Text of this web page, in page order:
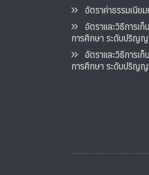
อัตราค่าธรรมเนียม
อัตราและวิธีการเก็
การศึกษา ระดับปริญ
อัตราและวิธีการเก็
การศึกษา ระดับปริญ